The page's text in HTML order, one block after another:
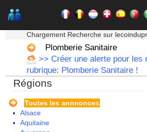
Chargement Recherche sur
Plomberie Sanitaire
>> Créer une alerte pour les
rubrique: Plomberie Sanitaire !
Régions
Toutes les annnonces
Alsace
Aquitaine